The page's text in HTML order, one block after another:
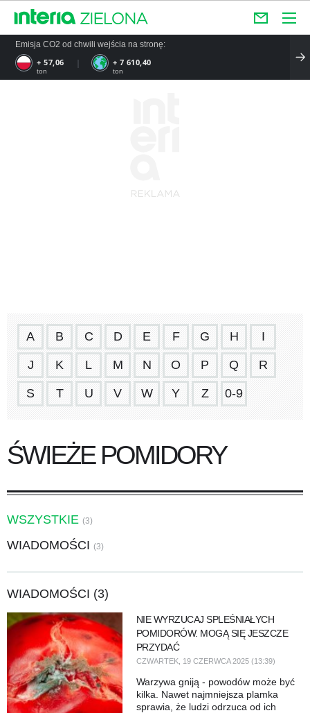
Emisja CO2 od chwili wejścia na stronę:
+ 57,06
ton
+ 7 610,40
ton
A B C D E F G H I
J K L M N O P Q R
S T U V W Y Z 0-9
ŚWIEŻE POMIDORY
WSZYSTKIE (3)
WIADOMOŚCI (3)
WIADOMOŚCI (3)
NIE WYRZUCAJ SPLEŚNIAŁYCH
POMIDORÓW. MOGĄ SIĘ JESZCZE
PRZYDAĆ
CZWARTEK, 19 CZERWCA 2025 (13:39)
Warzywa gniją - powodów może być
kilka. Nawet najmniejsza plamka
sprawia, że ludzi odrzuca od ich